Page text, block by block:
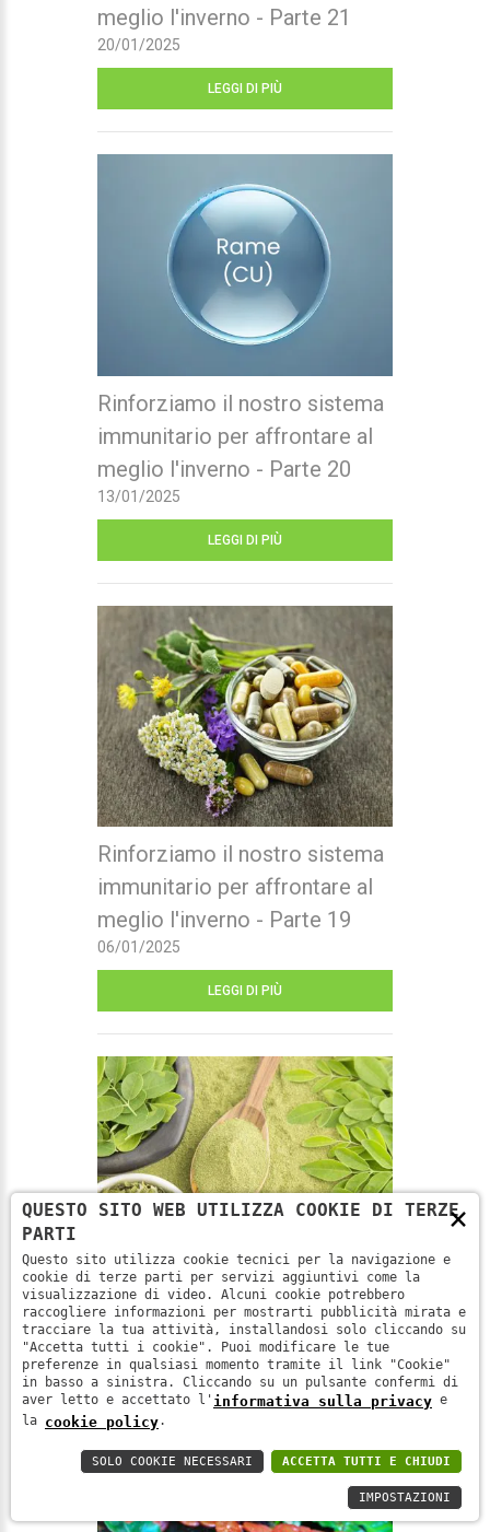
meglio l'inverno - Parte 21
20/01/2025
LEGGI DI PIÙ
Rinforziamo il nostro sistema
immunitario per affrontare al
meglio l'inverno - Parte 20
13/01/2025
LEGGI DI PIÙ
Rinforziamo il nostro sistema
immunitario per affrontare al
meglio l'inverno - Parte 19
06/01/2025
LEGGI DI PIÙ
Rinforziamo il nostro sistema
immunitario per affrontare al
meglio l'inverno - Parte 18
30/12/2024
×
QUESTO SITO WEB UTILIZZA COOKIE DI TERZE
PARTI
Questo sito utilizza cookie tecnici per la navigazione e
cookie di terze parti per servizi aggiuntivi come la
visualizzazione di video. Alcuni cookie potrebbero
raccogliere informazioni per mostrarti pubblicità mirata e
tracciare la tua attività, installandosi solo cliccando su
"Accetta tutti i cookie". Puoi modificare le tue
preferenze in qualsiasi momento tramite il link "Cookie"
in basso a sinistra. Cliccando su un pulsante confermi di
aver letto e accettato l' informativa sulla privacy e
la cookie policy.
ACCETTA TUTTI E CHIUDI
SOLO COOKIE NECESSARI
IMPOSTAZIONI